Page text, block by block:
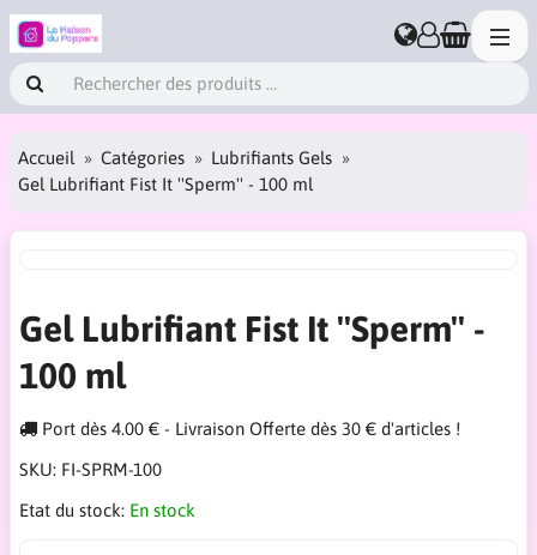
Accueil Catégories
Lubrifiants Gels
Gel Lubrifiant Fist It ''Sperm'' - 100 ml
Gel Lubrifiant Fist It ''Sperm'' -
100 ml
Port dès 4.00 € - Livraison Offerte dès 30 € d'articles !
SKU: FI-SPRM-100
Etat du stock: En stock